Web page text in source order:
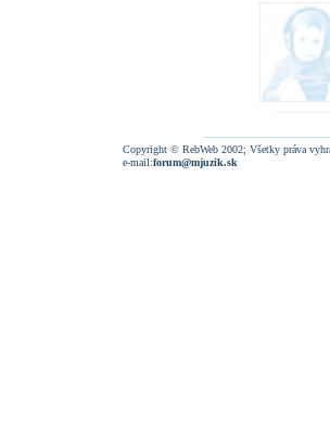
Copyright © RebWeb 2002; Všetky práva
e-mail:forum@mjuzik.sk